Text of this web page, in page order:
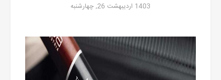
1403 اردیبهشت 26, چهارشنبه